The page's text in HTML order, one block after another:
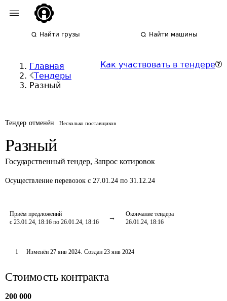
Найти грузы Найти машины
Главная
Тендеры
Разный
Как участвовать в тендере
Тендер отменён Несколько поставщиков
Разный
Государственный тендер, Запрос котировок
Осуществление перевозок с 27.01.24 по 31.12.24
Приём предложений
с 23.01.24, 18:16 по 26.01.24, 18:16
Окончание тендера
26.01.24, 18:16
1 Изменён 27 янв 2024. Создан 23 янв 2024
Стоимость контракта
200 000